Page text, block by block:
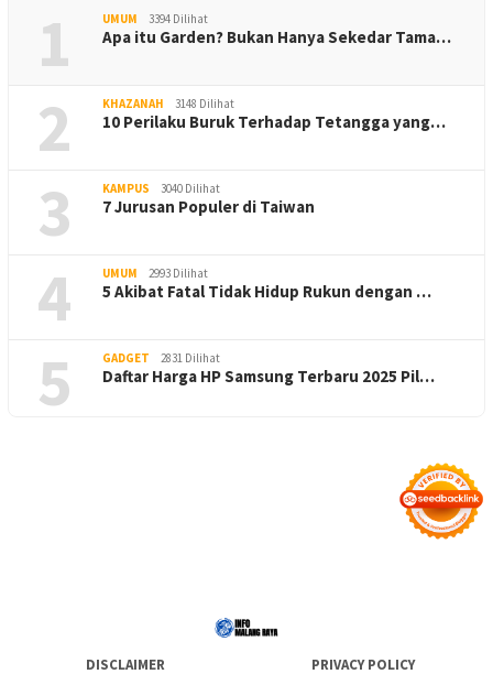
1 UMUM 3394 Dilihat
Apa itu Garden? Bukan Hanya Sekedar Tama…
2 KHAZANAH 3148 Dilihat
10 Perilaku Buruk Terhadap Tetangga yang…
3 KAMPUS 3040 Dilihat
7 Jurusan Populer di Taiwan
4 UMUM 2993 Dilihat
5 Akibat Fatal Tidak Hidup Rukun dengan …
5 GADGET 2831 Dilihat
Daftar Harga HP Samsung Terbaru 2025 Pil…
DISCLAIMER PRIVACY POLICY